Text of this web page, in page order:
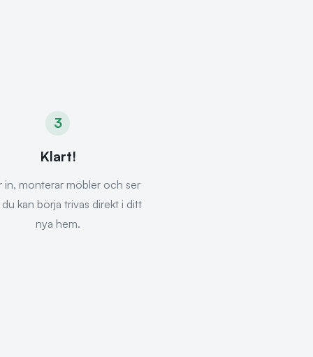
3
Klart!
in, monterar möbler och ser
kan börja trivas direkt i ditt
nya hem.